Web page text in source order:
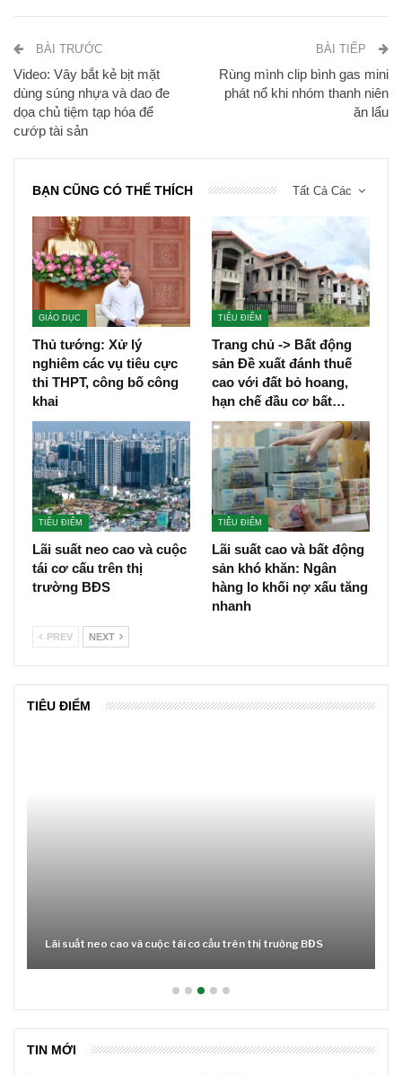
BÀI TRƯỚC
Video: Vây bắt kẻ bịt mặt
dùng súng nhựa và dao đe
dọa chủ tiệm tạp hóa để
cướp tài sản
BÀI TIẾP
Rùng mình clip bình gas mini
phát nổ khi nhóm thanh niên
ăn lẩu
Tất Cả Các
BẠN CŨNG CÓ THỂ THÍCH
GIÁO DỤC
Thủ tướng: Xử lý
nghiêm các vụ tiêu cực
thi THPT, công bố công
khai
TIÊU ĐIỂM
Trang chủ -> Bất động
sản Đề xuất đánh thuế
cao với đất bỏ hoang,
hạn chế đầu cơ bất…
TIÊU ĐIỂM
Lãi suất neo cao và cuộc
tái cơ cấu trên thị
trường BĐS
TIÊU ĐIỂM
Lãi suất cao và bất động
sản khó khăn: Ngân
hàng lo khối nợ xấu tăng
nhanh
PREV NEXT
TIÊU ĐIỂM
Lãi suất neo cao và cuộc tái cơ cấu trên thị trường BĐS
TIN MỚI